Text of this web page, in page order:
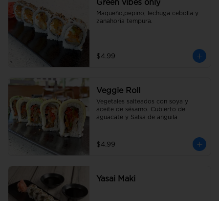
Green vibes only
Maqueño,pepino, lechuga cebolla y
zanahoria tempura.
$4.99
Veggie Roll
Vegetales salteados con soya y
aceite de sésamo. Cubierto de
aguacate y Salsa de anguila
$4.99
Yasai Maki